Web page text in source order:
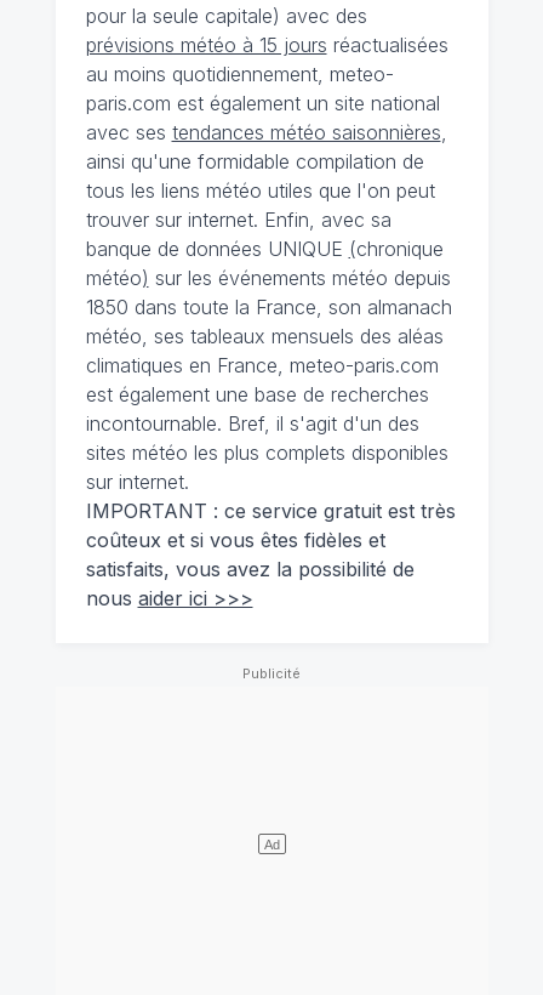
pour la seule capitale) avec des
prévisions météo à 15 jours réactualisées
au moins quotidiennement, meteo-
paris.com est également un site national
avec ses tendances météo saisonnières
ainsi qu'une formidable compilation de
tous les liens météo utiles que l'on peut
trouver sur internet. Enfin, avec sa
banque de données UNIQUE (chronique
météo) sur les événements météo depuis
1850 dans toute la France, son almanach
météo, ses tableaux mensuels des aléas
climatiques en France, meteo-paris.com
est également une base de recherches
incontournable. Bref, il s'agit d'un des
sites météo les plus complets disponibles
sur internet.
IMPORTANT : ce service gratuit est très
coûteux et si vous êtes fidèles et
satisfaits, vous avez la possibilité de
nous aider ici >>>